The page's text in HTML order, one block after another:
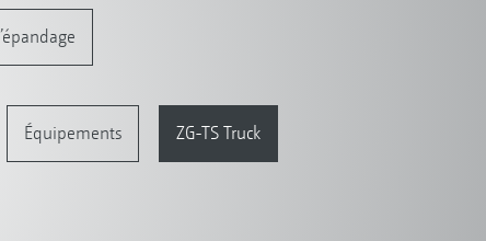
Équipements ZG-TS Truck